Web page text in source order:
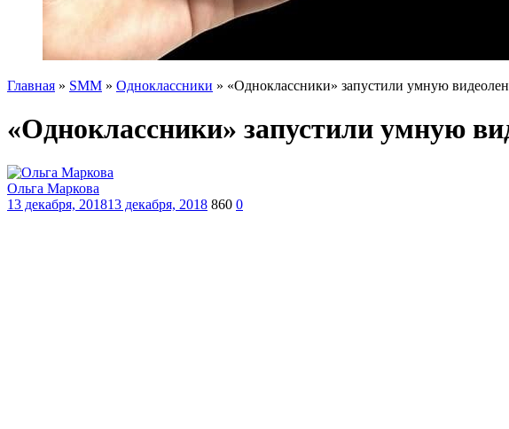
Главная » SMM » Одноклассники » «Одноклассники» запустили умную
«Одноклассники» запустили умную
Ольга Маркова
13 декабря, 201813 декабря, 2018 860 0